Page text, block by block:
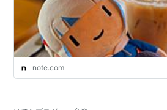
のような物語と叙情性とを併せ
籍な雰囲気も感じさせる。
新たな世代のクロスオーバーモ
HP→http://www.gura-
note.com